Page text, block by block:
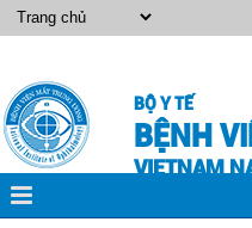
BỘ Y TẾ
BỆNH
VIETNAM